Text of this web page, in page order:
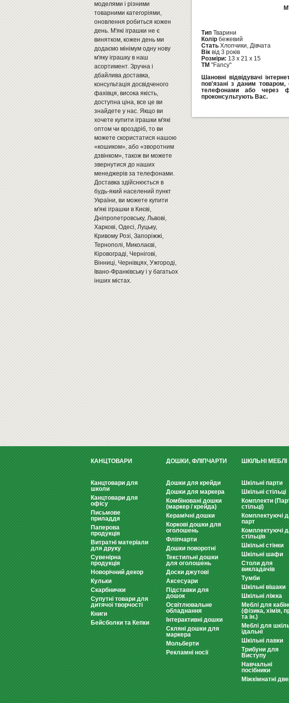
моделями і різними
товарними категоріями,
оновлення робиться кожен
день. М'які іграшки не є
винятком, кожен день ми
додаємо мінімум одну нову
м'яку іграшку в наш
асортимент. Зручна і
дбайлива доставка,
консультація досвідченого
фахівця, висока якість,
доступна ціна, все це ви
знайдете у нас. Якщо ви
хочете купити іграшки м'які
оптом чи вроздріб, то ви
можете скористатися нашою
«кошиком», або «зворотним
дзвінком», також ви можете
звернутися до наших
менеджерів за телефонами.
Доставка здійснюється в
будь-який населений пункт
України, ви можете купити
м'які іграшки в Києві,
Дніпропетровську, Львові,
Харкові, Одесі, Луцьку,
Кривому Розі, Запоріжжі,
Тернополі, Миколаєві,
Кіровограді, Чернігові,
Вінниці, Чернівцях, Ужгороді,
Івано-Франківську і у багатьох
інших містах.
Тип Тварини
Колір бежевий
Стать Хлопчики, Дівчата
Вік від 3 років
Розміри: 13 х 21 х 15
ТМ "Fancy"
Шановні відвідувачі
пов'язані з даним товаром,
телефонами або через
проконсультують Вас.
КАНЦТОВАРИ
Канцтовари для
школи
Канцтовари для
офісу
Письмове
приладдя
Паперова
продукція
Витратні матеріали
для друку
Сувенірна
продукція
Новорічний декор
Кульки
Скарбнички
Супутні товари для
дитячої творчості
Книги
Бейсболки та Кепки
ДОШКИ, ФЛІПЧАРТИ
Дошки для крейди
Дошки для маркера
Комбіновані дошки
(маркер / крейда)
Керамічні дошки
Коркові дошки для
оголошень
Фліпчарти
Дошки поворотні
Текстильні дошки
для оголошень
Доски джутові
Аксесуари
Підставки для
дошок
Освітлювальне
обладнання
Інтерактивні дошки
Скляні дошки для
маркера
Мольберти
Рекламні носії
ШКІЛЬНІ МЕБЛІ
Шкільні парти
Шкільні стільці
Комплекти
стільці)
Комплектуючі
парт
Комплектуючі
стільців
Шкільні стінки
Шкільні шафи
Столи для
викладачів
Тумби
Шкільні вішаки
Шкільні ліжка
Меблі для
(фізика, хімія,
та ін.)
Меблі для
їдальні
Шкільні лавки
Трибуни для
Виступу
Навчальні
посібники
Міжкімнатні